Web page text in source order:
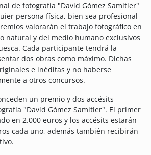
de fotografía "David Gómez Samitier"
persona física, bien sea profesional
valorarán el trabajo fotográfico en
natural y del medio humano exclusivos
Cada participante tendrá la
dos obras como máximo. Dichas
e inéditas y no haberse
a otros concursos.
un premio y dos accésits
"David Gómez Samitier". El primer
en 2.000 euros y los accésits estarán
cada uno, además también recibirán